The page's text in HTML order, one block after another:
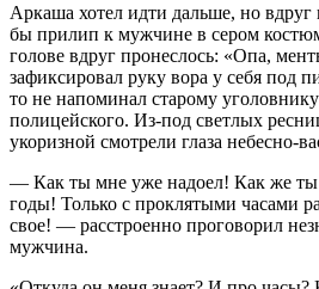
Аркаша хотел идти дальше, но вдруг
бы прилип к мужчине в сером
голове вдруг пронеслось: «Опа,
зафиксировал руку вора у себя под
то не напоминал старому
полицейского. Из-под светлых
укоризной смотрели глаза небесно-
— Как ты мне уже надоел! Как же ты
годы! Только с проклятыми часами
свое! — расстроенно проговорил
мужчина.